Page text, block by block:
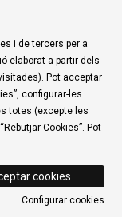
Tercers
|
| Avís Legal
|
Link a twitter
Link
i de tercers per a
elaborat a partir dels
Pot acceptar
configurar-les
totes (excepte les
Cookies”. Pot
cookies
Configurar cookies